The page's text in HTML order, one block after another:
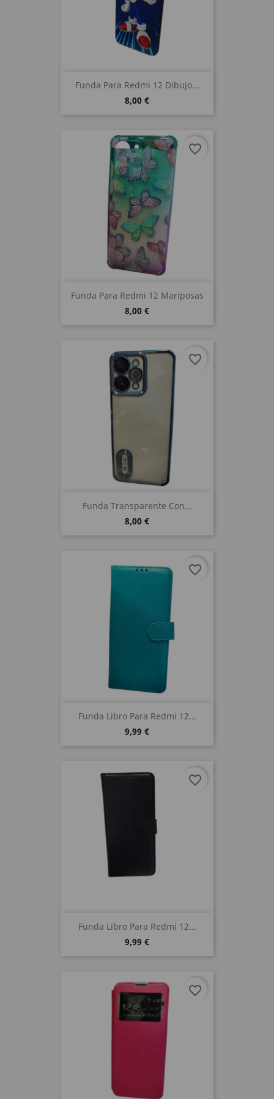
Funda Para Redmi 12 Dibujo...
8,00 €
Funda Para Redmi 12 Mariposas
8,00 €
favorite_border
Funda Transparente Con...
8,00 €
favorite_border
Funda Libro Para Redmi 12...
9,99 €
favorite_border
Funda Libro Para Redmi 12...
9,99 €
favorite_border
favorite_border